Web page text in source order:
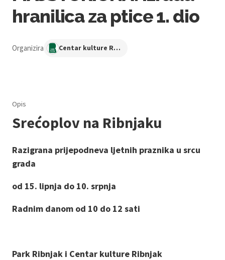
hranilica za ptice 1. dio
Organizira Centar kulture Ribnjak
Opis
Srećoplov na Ribnjaku
Razigrana prijepodneva ljetnih praznika u srcu
grada
od 15. lipnja do 10. srpnja
Radnim danom od 10 do 12 sati
Park Ribnjak i Centar kulture Ribnjak